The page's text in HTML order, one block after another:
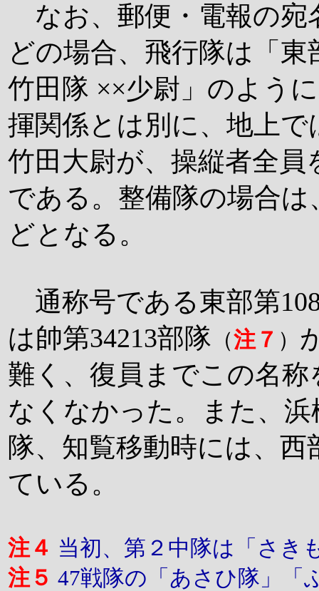
なお、郵便・電報の宛
どの場合、飛行隊は「東
竹田隊 ××少尉」のよう
揮関係とは別に、地上で
竹田大尉が、操縦者全
である。整備隊の場合
どとなる。
通称号である東部第
は帥第34213部隊 （注７ ）
難く、復員までこの名
なくなかった。また、浜
隊、知覧移動時には、
ている。
注４ 当初、第２中隊は「さき
注５ 47戦隊の「あさひ隊」「